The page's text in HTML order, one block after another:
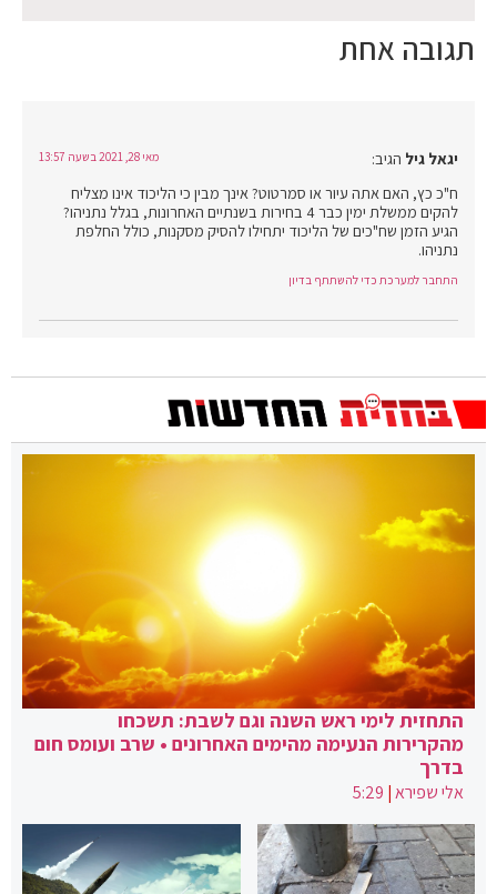
תגובה אחת
יגאל גיל הגיב: מאי 28, 2021 בשעה 13:57
ח"כ כץ, האם אתה עיור או סמרטוט? אינך מבין כי הליכוד אינו מצליח
להקים ממשלת ימין כבר 4 בחירות בשנתיים האחרונות, בגלל נתניהו?
הגיע הזמן שח"כים של הליכוד יתחילו להסיק מסקנות, כולל החלפת
נתניהו.
התחבר למערכת כדי להשתתף בדיון
התחזית לימי ראש השנה וגם לשבת: תשכחו
מהקרירות הנעימה מהימים האחרונים • שרב ועומס חום
בדרך
אלי שפירא|
5:29